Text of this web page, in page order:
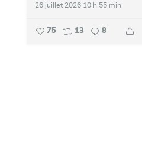
26 juillet 2026 10 h 55 min
75 13 8